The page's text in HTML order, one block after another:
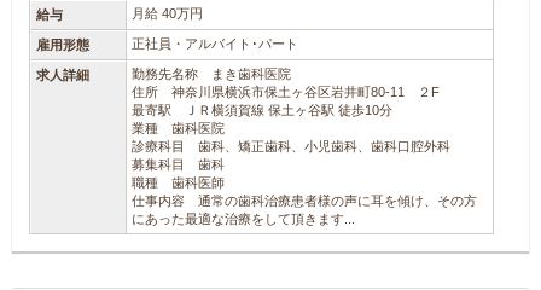
給与 月給 40万円
雇用形態 正社員・アルバイト･パート
求人詳細
勤務先名称 まき歯科医院
住所 神奈川県横浜市保土ヶ谷区岩井町80-11 ２F
最寄駅 ＪＲ横須賀線 保土ヶ谷駅 徒歩10分
業種 歯科医院
診療科目 歯科、矯正歯科、小児歯科、歯科口腔外科
募集科目 歯科
職種 歯科医師
仕事内容 通常の歯科治療患者様の声に耳を傾け、その方
にあった最適な治療をして頂きます...